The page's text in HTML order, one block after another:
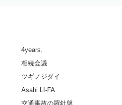
4years.
相続会議
ツギノジダイ
Asahi LI-FA
交通事故の羅針盤